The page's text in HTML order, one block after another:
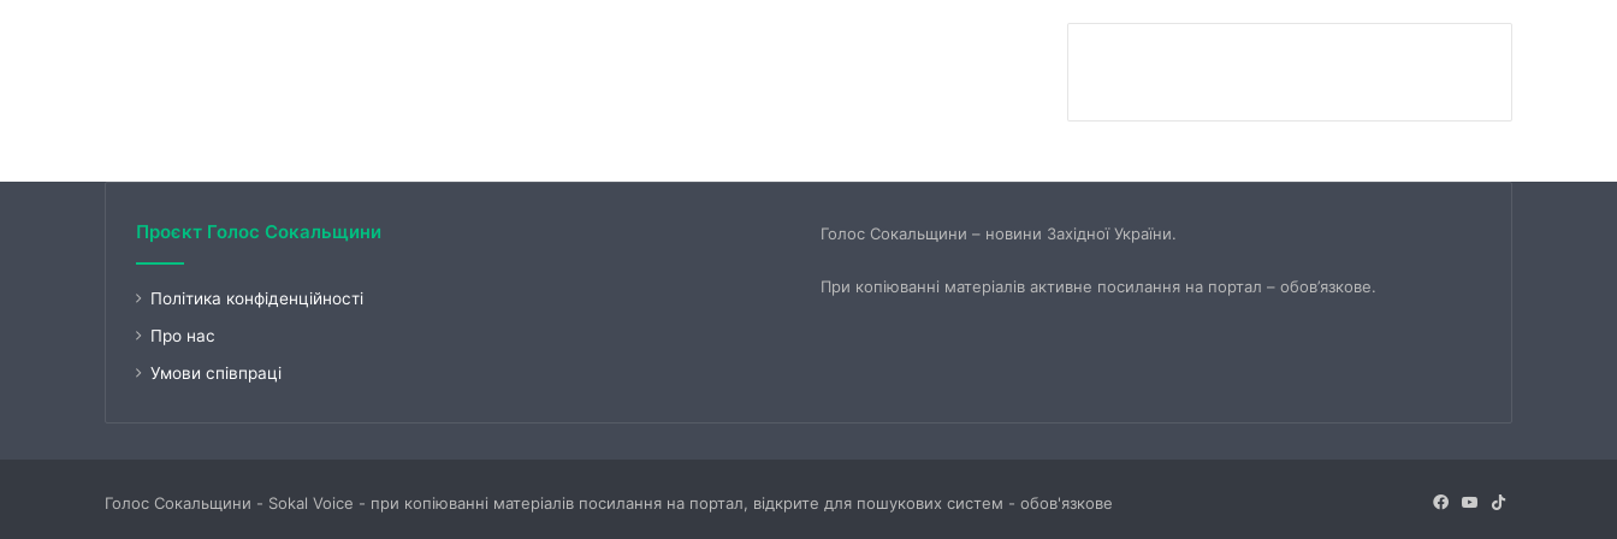
идеи выбора и гармоничного
Проєкт Голос Сокальщини
Політика конфіденційності
Про нас
Умови співпраці
Голос Сокальщини – новини Західної України.
При копіюванні матеріалів активне посилання на портал – обов’язкове.
Голос Сокальщини - Sokal Voice - при копіюванні матеріалів посилання на портал, відкрите для пошукових систем - обов'язкове Facebook
YouTube
TikTok